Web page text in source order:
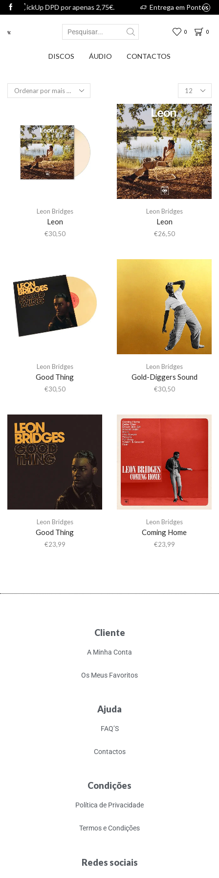
apenas 2,75€. Entrega em Pontos PickUp DPD por apenas
0 0
DISCOS ÁUDIO CONTACTOS
Leon Bridges
Leon
€30,50
Leon Bridges
Leon
€26,50
Leon Bridges
Good Thing
€30,50
Leon Bridges
Gold-Diggers Sound
€30,50
Leon Bridges
Good Thing
€23,99
Leon Bridges
Coming Home
€23,99
Cliente
A Minha Conta
Os Meus Favoritos
Ajuda
FAQ’S
Contactos
Condições
Política de Privacidade
Termos e Condições
Redes sociais